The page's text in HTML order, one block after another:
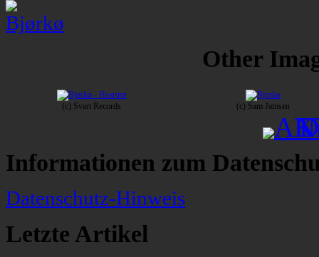
Other
(c) Svart Records (c) Sam Jamsen
Informationen zum
Datenschutz-Hinweis
Letzte Artikel